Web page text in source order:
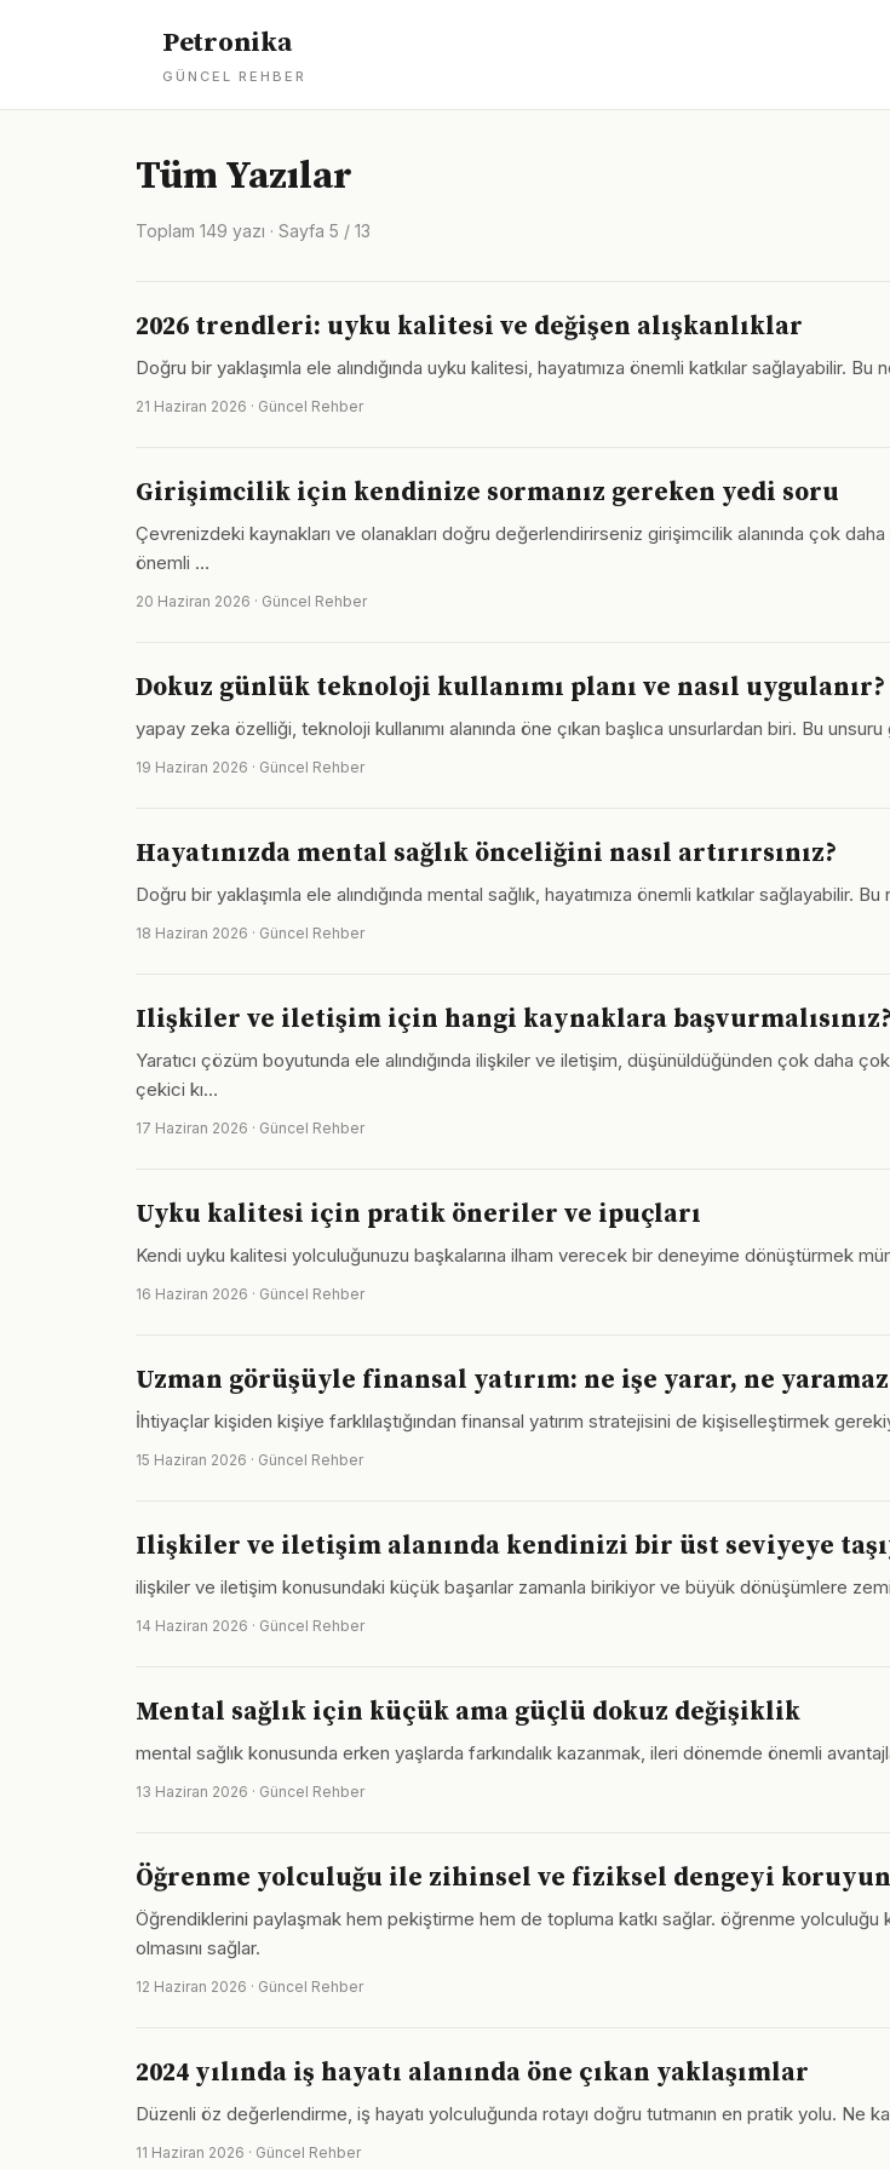
Petronika
GÜNCEL REHBER
Tüm Yazılar
Toplam 149 yazı · Sayfa 5 / 13
2026 trendleri: uyku kalitesi ve değişen alışkanlıklar
Doğru bir yaklaşımla ele alındığında uyku kalitesi, hayatımıza önemli katkılar sağlayabilir.
21 Haziran 2026 · Güncel Rehber
Girişimcilik için kendinize sormanız gereken yedi soru
Çevrenizdeki kaynakları ve olanakları doğru değerlendirirseniz girişimcilik alanında çok
önemli …
20 Haziran 2026 · Güncel Rehber
Dokuz günlük teknoloji kullanımı planı ve nasıl uygulanır?
yapay zeka özelliği, teknoloji kullanımı alanında öne çıkan başlıca unsurlardan biri. Bu
19 Haziran 2026 · Güncel Rehber
Hayatınızda mental sağlık önceliğini nasıl artırırsınız?
Doğru bir yaklaşımla ele alındığında mental sağlık, hayatımıza önemli katkılar sağlayabilir.
18 Haziran 2026 · Güncel Rehber
Ilişkiler ve iletişim için hangi kaynaklara başvurmalısınız?
Yaratıcı çözüm boyutunda ele alındığında ilişkiler ve iletişim, düşünüldüğünden çok daha
çekici kı…
17 Haziran 2026 · Güncel Rehber
Uyku kalitesi için pratik öneriler ve ipuçları
Kendi uyku kalitesi yolculuğunuzu başkalarına ilham verecek bir deneyime dönüştürmek
16 Haziran 2026 · Güncel Rehber
Uzman görüşüyle finansal yatırım: ne işe yarar, ne
İhtiyaçlar kişiden kişiye farklılaştığından finansal yatırım stratejisini de kişiselleştirmek
15 Haziran 2026 · Güncel Rehber
Ilişkiler ve iletişim alanında kendinizi bir üst seviyeye
ilişkiler ve iletişim konusundaki küçük başarılar zamanla birikiyor ve büyük dönüşümlere
14 Haziran 2026 · Güncel Rehber
Mental sağlık için küçük ama güçlü dokuz değişiklik
mental sağlık konusunda erken yaşlarda farkındalık kazanmak, ileri dönemde önemli
13 Haziran 2026 · Güncel Rehber
Öğrenme yolculuğu ile zihinsel ve fiziksel dengeyi koruyun
Öğrendiklerini paylaşmak hem pekiştirme hem de topluma katkı sağlar. öğrenme yolculuğu
olmasını sağlar.
12 Haziran 2026 · Güncel Rehber
2024 yılında iş hayatı alanında öne çıkan yaklaşımlar
Düzenli öz değerlendirme, iş hayatı yolculuğunda rotayı doğru tutmanın en pratik yolu. Ne
11 Haziran 2026 · Güncel Rehber